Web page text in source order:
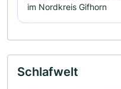
im Nordkreis Gifhorn
Schlafwelt